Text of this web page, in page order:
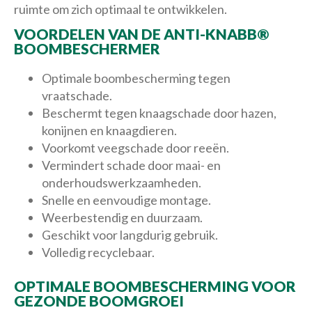
ruimte om zich optimaal te ontwikkelen.
VOORDELEN VAN DE ANTI-KNABB®
BOOMBESCHERMER
Optimale boombescherming tegen
vraatschade.
Beschermt tegen knaagschade door hazen,
konijnen en knaagdieren.
Voorkomt veegschade door reeën.
Vermindert schade door maai- en
onderhoudswerkzaamheden.
Snelle en eenvoudige montage.
Weerbestendig en duurzaam.
Geschikt voor langdurig gebruik.
Volledig recyclebaar.
OPTIMALE BOOMBESCHERMING VOOR
GEZONDE BOOMGROEI